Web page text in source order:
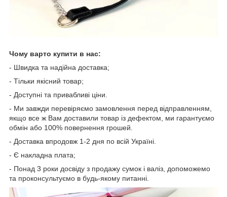
Чому варто купити в нас:
- Швидка та надійна доставка;
- Тільки якісний товар;
- Доступні та привабливі ціни.
- Ми завжди перевіряємо замовлення перед відправленням,
якщо все ж Вам доставили товар із дефектом, ми гарантуємо
обмін або 100% повернення грошей.
- Доставка впродовж 1-2 дня по всій Україні.
- Є накладна плата;
- Понад 3 роки досвіду з продажу сумок і валіз, допоможемо
та проконсультуємо в будь-якому питанні.